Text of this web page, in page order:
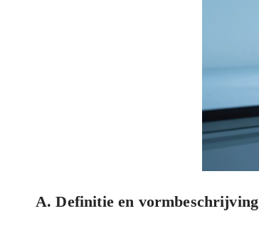
A. Definitie en vormbeschrijving